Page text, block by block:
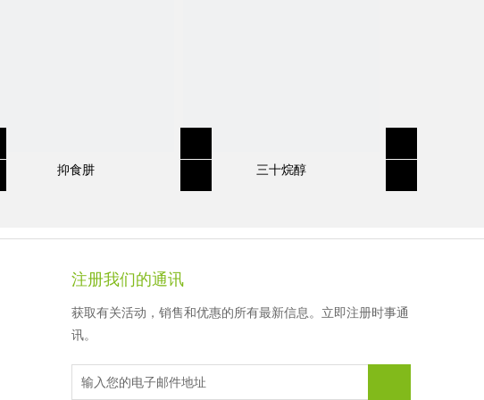
抑食肼 三十烷醇
注册我们的通讯
获取有关活动，销售和优惠的所有最新信息。立即注册时事通
讯。